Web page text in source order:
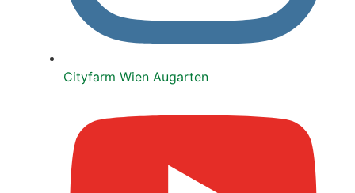
City­farm Wien Augar­ten